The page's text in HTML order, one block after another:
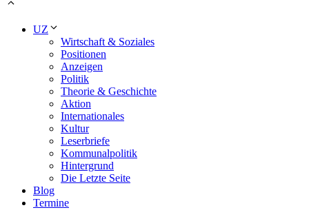
UZ
Wirtschaft & Soziales
Positionen
Anzeigen
Politik
Theorie & Geschichte
Aktion
Internationales
Kultur
Leserbriefe
Kommunalpolitik
Hintergrund
Die Letzte Seite
Blog
Termine